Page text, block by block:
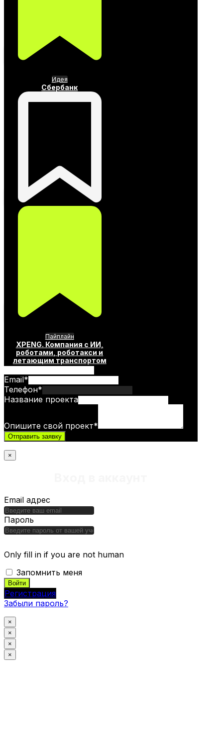
Идея
Сбербанк
Пайплайн
XPENG. Компания с ИИ,
роботами, роботакси и
летающим транспортом
Email*
Телефон*
Название проекта
Опишите свой проект*
Отправить заявку
×
Email адрес
Пароль
Only fill in if you are not human
Запомнить меня
Регистрация
Забыли пароль?
×
×
×
×